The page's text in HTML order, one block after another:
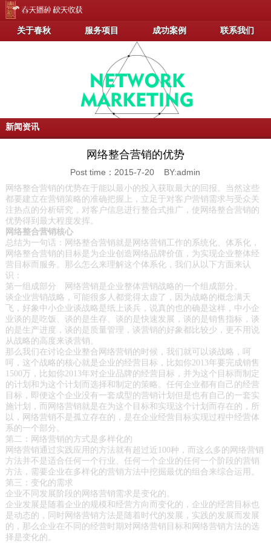
关于春秋 服务项目 成功案例 联系我们
新闻资讯
网络整合营销的优势
Post time：2015-7-20 BY:admin
网络整合营销的优势在于能以最小的投入获取最大的回报。当然这些
都要建立在营销策略的准确把握上，立足于对客户营销需求与受众关
注热点的分析研究，对客户信息进行整合式推广，使网络整合营销的
优势得到最大程度发挥。
网络整合营销核心
总结为一句话：网络整合营销就是网络营销工作的系统化、体系化，
网络整合营销的目标是为企业创造网络品牌价值，为实现企业整体经
营目标而服务。那么怎么来理解这个体系化，我们从以下方面来认
识：
第一组成部分 网络营销是企业整体营销战略的一个组成部分。
谈企业营销战略，可能很多人都觉得太虚了，因为战略的概念满天
飞，好象中小企业谈战略是纸上谈兵，说真的也的确是这样，中小企
业谈的是吃饭、谈的是生存、谈的是快速发展，谈的是销售指标，谈
的是生产进度，谈的是质量管理，谈营销的好象都比较少，更不用说
从战略的高度来谈营销。
那么我们在讨论企业整合网络营销的时候，我们就可以谈战略，呵
呵，这个战略的核心就是企业的经营目标，比如你2013年要完成销售
1500万，比如你2013年对企业品牌的经营目标，并为这个目标而制定
的计划和为这个计划而选择和制定的策略。任何企业都有自己的经营
目标，即便这个企业没有一套成型的营销计划但是也有自己的一套实
施计划，而网络营销就是在为这个目标和实现这个计划而存在的，所
以，网络营销不是孤立存在的，是在企业经营目标实现过程中经营体
系的一个部分。
第二：网络营销的方式是多样化的
网络营销通过实践应用的方法就有超过近100种，而这么多的网络营销
方法并不是适合任何一个行业、任何一个企业的任何一个阶段的营销
方法，需要企业在多样化的营销方法中挖掘最优的组合来综合运用。
第三：变化的需求
企业不同发展阶段的网络营销需求是变化的。
企业发展是随着企业的规模和经营方向而变化的，企业的经营目标也
是动态的，同时网络营销方法是随着时代的发展，实践的发展而发展
的，那么企业在不同的经营时期对网络营销目标和网络营销方法的选
择是变化的。